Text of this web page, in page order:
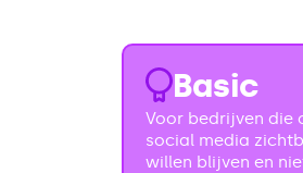
Basic
Voor bedrijven die
social media
willen blijven en